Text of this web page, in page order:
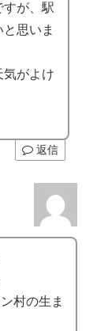
すが、駅
思いま
気がよけ
返信
村の生ま